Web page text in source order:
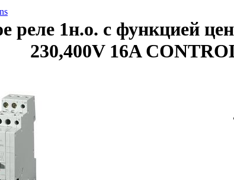
реле 1н.о. с функцией
230,400V 16A